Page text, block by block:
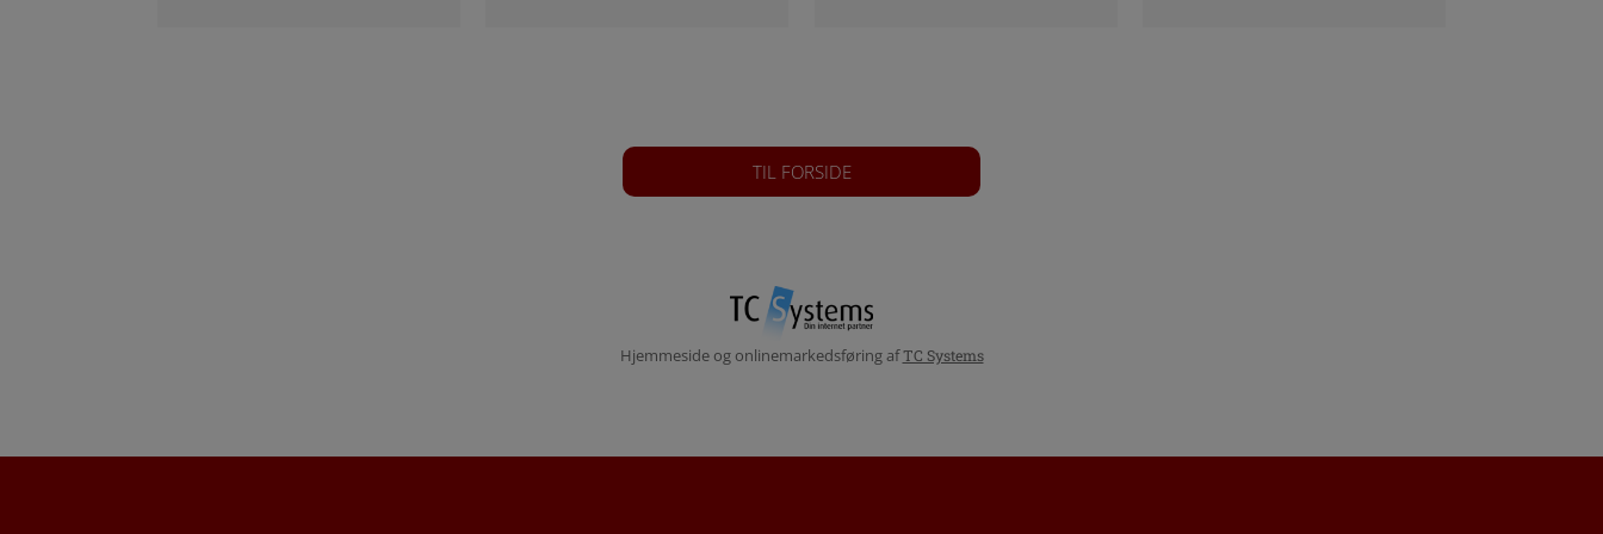
TIL FORSIDE
Hjemmeside og onlinemarkedsføring afTC Systems